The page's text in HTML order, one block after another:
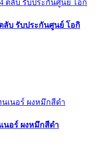
ลับ รับประกันศูนย์ โอกิ
นอร์ ผงหมึกสีดำ